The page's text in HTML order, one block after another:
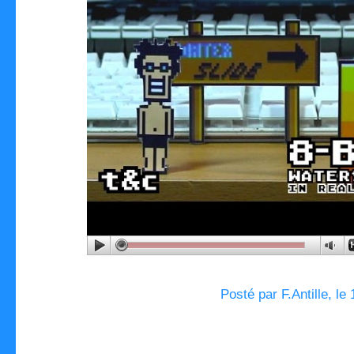
Posté par F.Antille, le